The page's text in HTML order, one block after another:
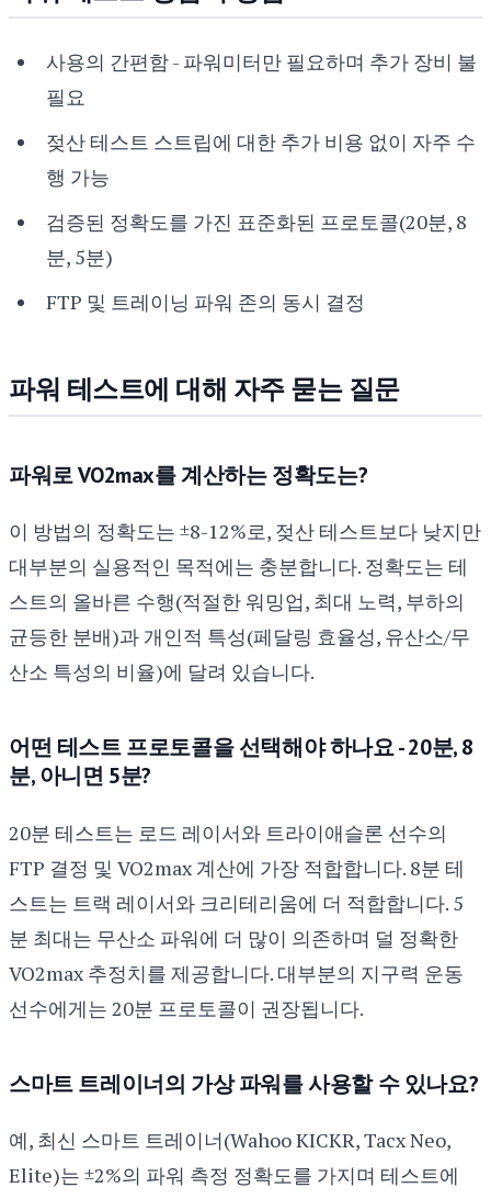
사용의 간편함 - 파워미터만 필요하며 추가 장비 불
필요
젖산 테스트 스트립에 대한 추가 비용 없이 자주 수
행 가능
검증된 정확도를 가진 표준화된 프로토콜(20분, 8
분, 5분)
FTP 및 트레이닝 파워 존의 동시 결정
파워 테스트에 대해 자주 묻는 질문
파워로 VO2max를 계산하는 정확도는?
이 방법의 정확도는 ±8-12%로, 젖산 테스트보다 낮지만
대부분의 실용적인 목적에는 충분합니다. 정확도는 테
스트의 올바른 수행(적절한 워밍업, 최대 노력, 부하의
균등한 분배)과 개인적 특성(페달링 효율성, 유산소/무
산소 특성의 비율)에 달려 있습니다.
어떤 테스트 프로토콜을 선택해야 하나요 - 20분, 8
분, 아니면 5분?
20분 테스트는 로드 레이서와 트라이애슬론 선수의
FTP 결정 및 VO2max 계산에 가장 적합합니다. 8분 테
스트는 트랙 레이서와 크리테리움에 더 적합합니다. 5
분 최대는 무산소 파워에 더 많이 의존하며 덜 정확한
VO2max 추정치를 제공합니다. 대부분의 지구력 운동
선수에게는 20분 프로토콜이 권장됩니다.
스마트 트레이너의 가상 파워를 사용할 수 있나요?
예, 최신 스마트 트레이너(Wahoo KICKR, Tacx Neo,
Elite)는 ±2%의 파워 측정 정확도를 가지며 테스트에